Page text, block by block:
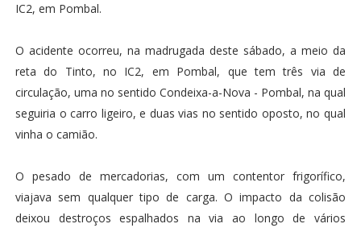
IC2, em Pombal.
O acidente ocorreu, na madrugada deste sábado, a meio da
reta do Tinto, no IC2, em Pombal, que tem três via de
circulação, uma no sentido Condeixa-a-Nova - Pombal, na qual
seguiria o carro ligeiro, e duas vias no sentido oposto, no qual
vinha o camião.
O pesado de mercadorias, com um contentor frigorífico,
viajava sem qualquer tipo de carga. O impacto da colisão
deixou destroços espalhados na via ao longo de vários